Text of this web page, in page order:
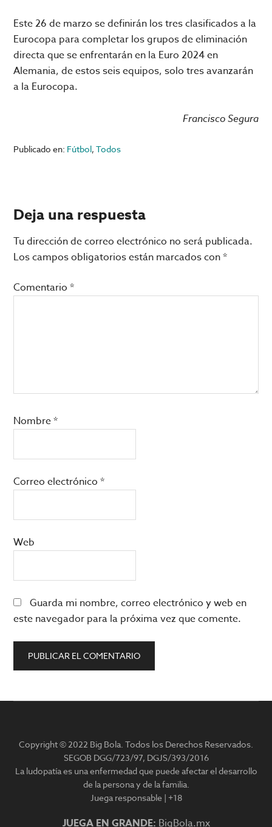
Este 26 de marzo se definirán los tres clasificados a la
Eurocopa para completar los grupos de eliminación
directa que se enfrentarán en la Euro 2024 en
Alemania, de estos seis equipos, solo tres avanzarán
a la Eurocopa.
Francisco Segura
Publicado en: Fútbol,Todos
Interacciones
con
los
lectores
Deja una respuesta
Tu dirección de correo electrónico no será publicada.
Los campos obligatorios están marcados con*
Comentario*
Nombre*
Correo electrónico*
Web
Guarda mi nombre, correo electrónico y web en
este navegador para la próxima vez que comente.
principal
Copyright © 2022 Big Bola. Todos los Derechos Reservados.
SEGOB DGG/723/97, DGJS/393/2016
La ludopatía es una enfermedad que puede afectar el desarrollo
de la persona y de la familia.
Juega responsable | +18
JUEGA EN GRANDE: BigBola.mx